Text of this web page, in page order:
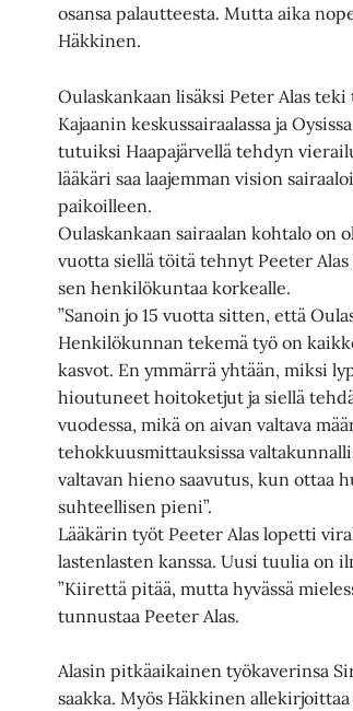
osansa palautteesta. Mutta aika
Häkkinen.
Oulaskankaan lisäksi Peter Alas
Kajaanin keskussairaalassa ja
tutuiksi Haapajärvellä tehdyn
lääkäri saa laajemman vision
paikoilleen.
Oulaskankaan sairaalan kohtalo on
vuotta siellä töitä tehnyt Peeter Alas
sen henkilökuntaa korkealle.
”Sanoin jo 15 vuotta sitten, että
Henkilökunnan tekemä työ on
kasvot. En ymmärrä yhtään, miksi
hioutuneet hoitoketjut ja siellä
vuodessa, mikä on aivan valtava
tehokkuusmittauksissa
valtavan hieno saavutus, kun ottaa
suhteellisen pieni”.
Lääkärin työt Peeter Alas lopetti
lastenlasten kanssa. Uusi tuulia on
”Kiirettä pitää, mutta hyvässä
tunnustaa Peeter Alas.
Alasin pitkäaikainen työkaverinsa
saakka. Myös Häkkinen